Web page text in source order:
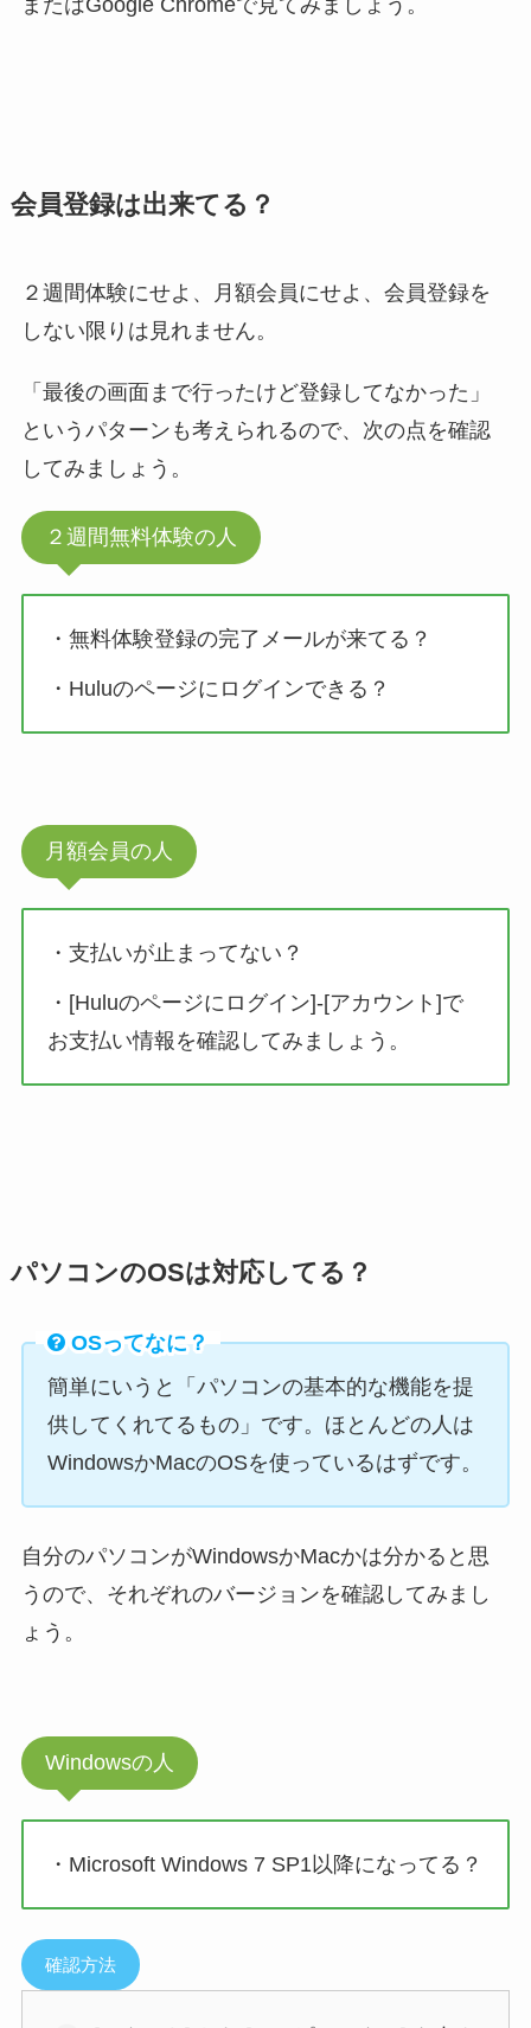
またはGoogle Chromeで見てみましょう。
会員登録は出来てる？
２週間体験にせよ、月額会員にせよ、会員登録を
しない限りは見れません。
「最後の画面まで行ったけど登録してなかった」
というパターンも考えられるので、次の点を確認
してみましょう。
２週間無料体験の人
・無料体験登録の完了メールが来てる？
・Huluのページにログインできる？
月額会員の人
・支払いが止まってない？
・[Huluのページにログイン]-[アカウント]で
お支払い情報を確認してみましょう。
パソコンのOSは対応してる？
OSってなに？
簡単にいうと「パソコンの基本的な機能を提
供してくれてるもの」です。ほとんどの人は
WindowsかMacのOSを使っているはずです。
自分のパソコンがWindowsかMacかは分かると思
うので、それぞれのバージョンを確認してみまし
ょう。
Windowsの人
・Microsoft Windows 7 SP1以降になってる？
確認方法